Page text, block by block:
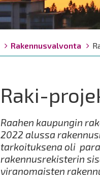
Rakennusvalvonta
Raki-
Raahen kaupungin
2022 alussa
tarkoituksena oli
rakennusrekisterin
viranomaisten